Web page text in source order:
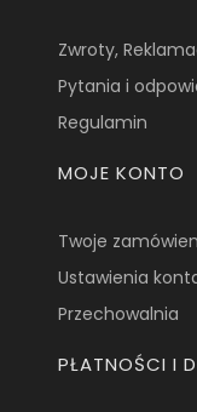
Zwroty,
Pytania i
Regulamin
MOJE KONTO
Twoje
Ustawienia
Przechowalnia
PŁATNOŚCI I